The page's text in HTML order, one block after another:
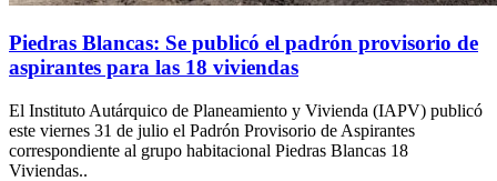
Piedras Blancas: Se publicó el padrón provisorio de
aspirantes para las 18 viviendas
El Instituto Autárquico de Planeamiento y Vivienda (IAPV) publicó
este viernes 31 de julio el Padrón Provisorio de Aspirantes
correspondiente al grupo habitacional Piedras Blancas 18
Viviendas..